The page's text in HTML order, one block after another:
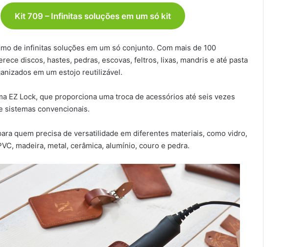
Kit 709 – Infinitas soluções em um só kit
de infinitas soluções em um só conjunto. Com mais de 100
discos, hastes, pedras, escovas, feltros, lixas, mandris e até pasta
em um estojo reutilizável.
EZ Lock, que proporciona uma troca de acessórios até seis vezes
sistemas convencionais.
quem precisa de versatilidade em diferentes materiais, como vidro,
madeira, metal, cerâmica, alumínio, couro e pedra.